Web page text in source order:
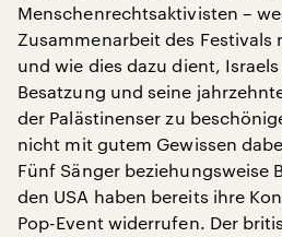
Menschenrechtsaktivisten –
Zusammenarbeit des Festivals
und wie dies dazu dient,
Besatzung und seine
der Palästinenser zu
nicht mit gutem Gewissen
Fünf Sänger beziehungsweise
den USA haben bereits ihre
Pop-Event widerrufen. Der